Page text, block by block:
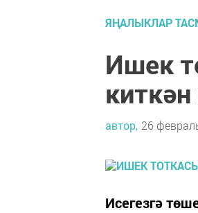
ЯҢАЛЫКЛАР
Ишек
автор, 26
Исегезгә